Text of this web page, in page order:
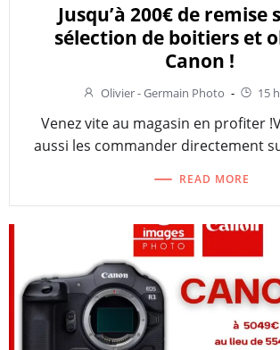
Jusqu’à 200€ de remise
sélection de boitiers et
Canon !
Olivier - Germain Photo - 15
Venez vite au magasin en profiter
aussi les commander directement
READ MORE